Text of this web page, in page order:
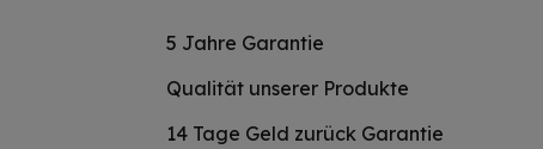
5 Jahre Garantie
Qualität unserer Produkte
14 Tage Geld zurück Garantie